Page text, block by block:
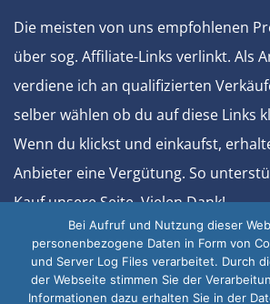
Die meisten von uns empfohlenen
über sog. Affiliate-Links verlinkt. Als
verdiene ich an qualifizierten
selber wählen ob du auf diese Links
Wenn du klickst und einkaufst,
Anbieter eine Vergütung. So
Kauf unsere Seite. Vielen Dank!
Sonstiges
– Werben Sie bei uns
Bei Aufruf und Nutzung dieser
personenbezogene Daten in Form von
und Server Log Files verarbeitet. Durch
der Webseite stimmen Sie der
Informationen dazu erhalten Sie in der